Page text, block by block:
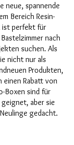
neue, spannende
Bereich Resin-
ist perfekt für
nach
suchen. Als
nicht nur als
Produkten,
einen Rabatt von
Boxen sind für
aber sie
gedacht.